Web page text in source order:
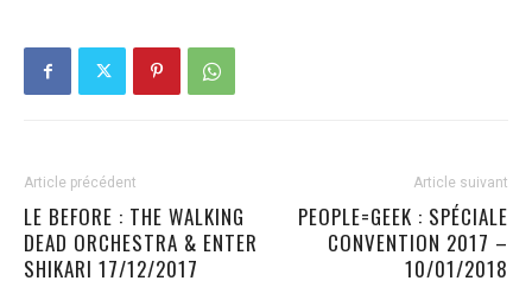
Article précédent
LE BEFORE : THE WALKING
DEAD ORCHESTRA & ENTER
SHIKARI 17/12/2017
Article suivant
PEOPLE=GEEK : SPÉCIALE
CONVENTION 2017 –
10/01/2018